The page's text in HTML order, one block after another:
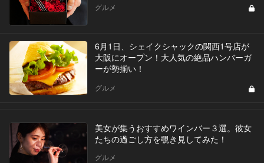
グルメ
6月1日、シェイクシャックの関西1号店が
大阪にオープン！大人気の絶品ハンバーガ
ーが勢揃い！
グルメ
美女が集うおすすめワインバー３選。彼女
たちの過ごし方を覗き見してみた！
グルメ